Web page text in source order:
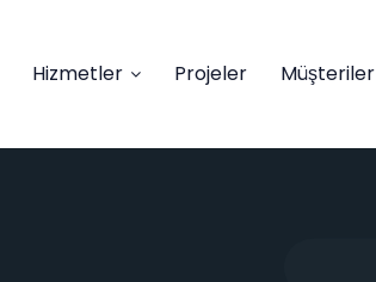
Hizmetler Projeler Müşteriler